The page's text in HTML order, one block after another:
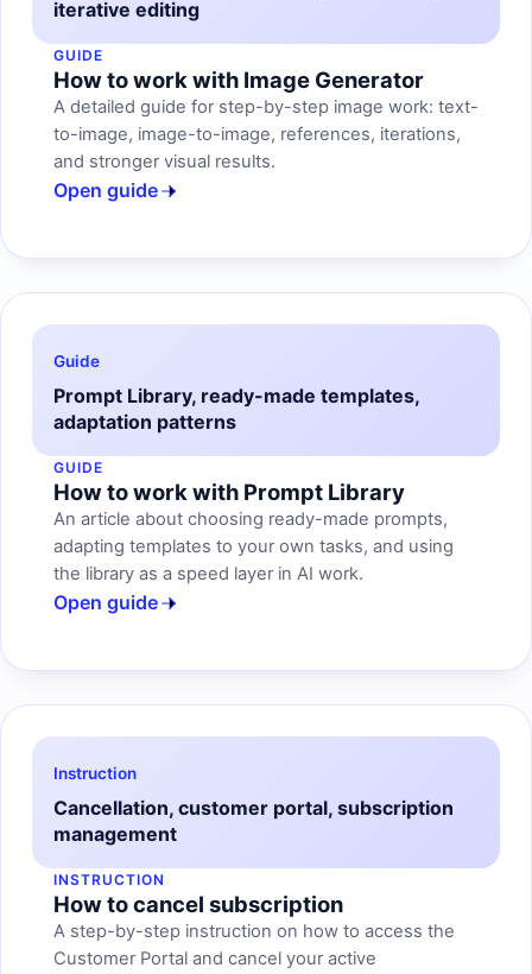
iterative editing
GUIDE
How to work with Image Generator
A detailed guide for step-by-step image work: text-
to-image, image-to-image, references, iterations,
and stronger visual results.
Open guide
Guide
Prompt Library, ready-made templates,
adaptation patterns
GUIDE
How to work with Prompt Library
An article about choosing ready-made prompts,
adapting templates to your own tasks, and using
the library as a speed layer in AI work.
Open guide
Instruction
Cancellation, customer portal, subscription
management
INSTRUCTION
How to cancel subscription
A step-by-step instruction on how to access the
Customer Portal and cancel your active